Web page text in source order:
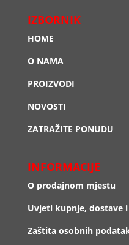
IZBORNIK
HOME
O NAMA
PROIZVODI
NOVOSTI
ZATRAŽITE PONUDU
INFORMACIJE
O prodajnom mjestu
Uvjeti kupnje, dostave
Zaštita osobnih